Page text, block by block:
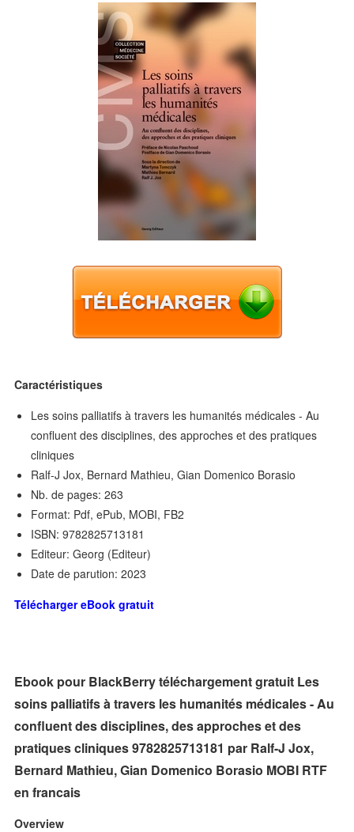
Caractéristiques
Les soins palliatifs à travers les humanités médicales - Au
confluent des disciplines, des approches et des pratiques
cliniques
Ralf-J Jox, Bernard Mathieu, Gian Domenico Borasio
Nb. de pages: 263
Format: Pdf, ePub, MOBI, FB2
ISBN: 9782825713181
Editeur: Georg (Editeur)
Date de parution: 2023
Télécharger eBook gratuit
Ebook pour BlackBerry téléchargement gratuit Les
soins palliatifs à travers les humanités médicales - Au
confluent des disciplines, des approches et des
pratiques cliniques 9782825713181 par Ralf-J Jox,
Bernard Mathieu, Gian Domenico Borasio MOBI RTF
en francais
Overview